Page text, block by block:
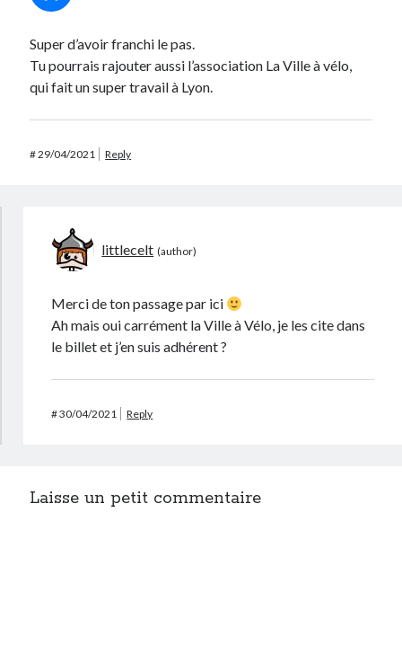
Super d’avoir franchi le pas.
Tu pourrais rajouter aussi l’association La Ville à vélo,
qui fait un super travail à Lyon.
#29/04/2021 Reply
littlecelt
Merci de ton passage par ici
Ah mais oui carrément la Ville à Vélo, je les cite dans
le billet et j’en suis adhérent ?
#30/04/2021 Reply
Laisse un petit commentaire